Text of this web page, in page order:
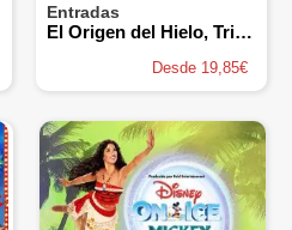
Entradas
El Origen del Hielo, Tributo a Frozen
Desde 19,85€